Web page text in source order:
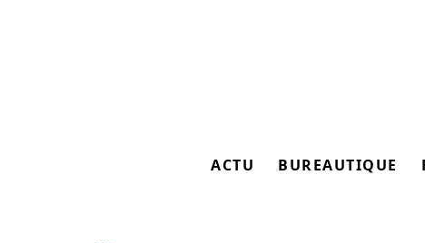
ACTU BUREAUTIQUE